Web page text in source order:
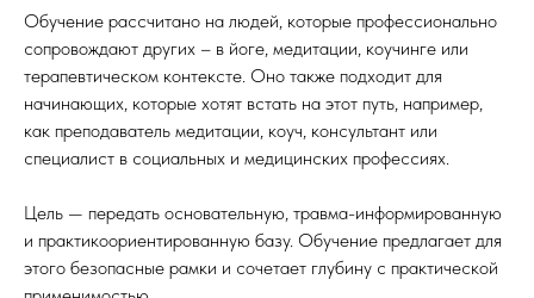
Обучение рассчитано на людей, которые профессионально
сопровождают других – в йоге, медитации, коучинге или
терапевтическом контексте. Оно также подходит для
начинающих, которые хотят встать на этот путь, например,
как преподаватель медитации, коуч, консультант или
специалист в социальных и медицинских профессиях.
Цель — передать основательную, травма-информированную
и практикоориентированную базу. Обучение предлагает для
этого безопасные рамки и сочетает глубину с практической